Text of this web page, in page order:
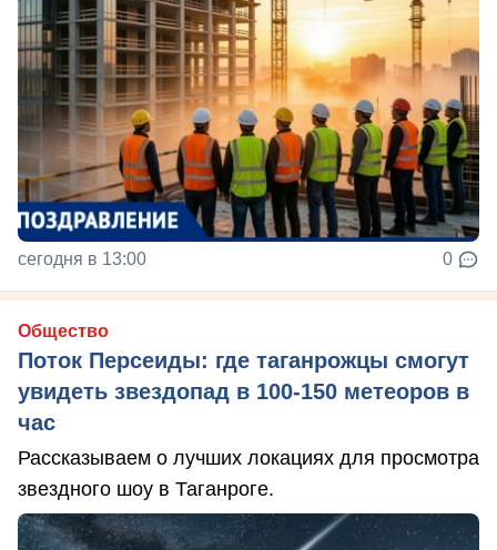
сегодня в 13:00 0
Общество
Поток Персеиды: где таганрожцы смогут
увидеть звездопад в 100-150 метеоров в
час
Рассказываем о лучших локациях для просмотра
звездного шоу в Таганроге.